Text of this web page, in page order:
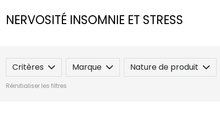
NERVOSITÉ INSOMNIE ET STRESS
Critères Marque Nature de produit
Réinitialiser les filtres